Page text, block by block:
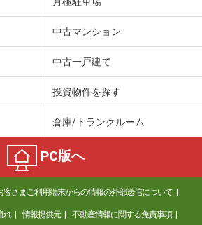
中古マンション
中古一戸建て
投資物件を探す
倉庫/トランクルーム
PC版へ
客さまご利用端末からの情報の外部送信について
れ 情報提供元 不動産情報に関する免責事項